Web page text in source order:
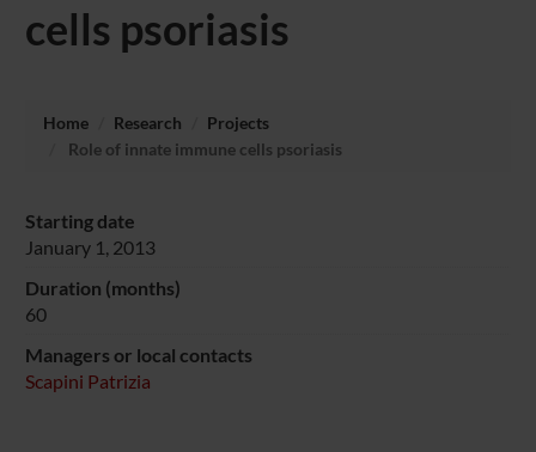
cells psoriasis
Home Research
Projects
Role of innate immune cells psoriasis
Starting date
January 1, 2013
Duration (months)
60
Managers or local contacts
Scapini Patrizia